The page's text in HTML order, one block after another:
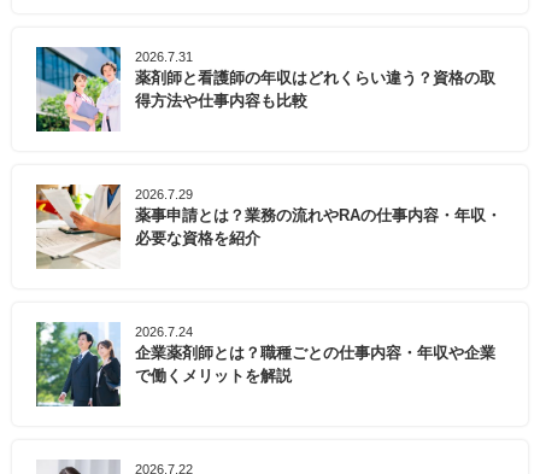
2026.7.31
薬剤師と看護師の年収はどれくらい違う？資格の取
得方法や仕事内容も比較
2026.7.29
薬事申請とは？業務の流れやRAの仕事内容・年収・
必要な資格を紹介
2026.7.24
企業薬剤師とは？職種ごとの仕事内容・年収や企業
で働くメリットを解説
2026.7.22